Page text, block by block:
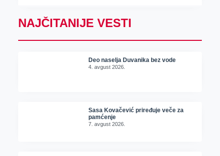
NAJČITANIJE VESTI
Deo naselja Duvanika bez vode
4. avgust 2026.
Sasa Kovačević priređuje veče za
pamćenje
7. avgust 2026.